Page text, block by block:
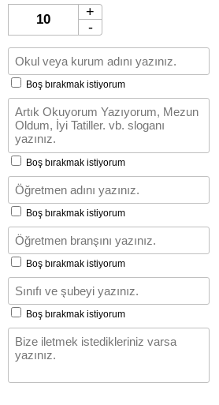
+
-
Boş bırakmak istiyorum
Boş bırakmak istiyorum
Boş bırakmak istiyorum
Boş bırakmak istiyorum
Boş bırakmak istiyorum